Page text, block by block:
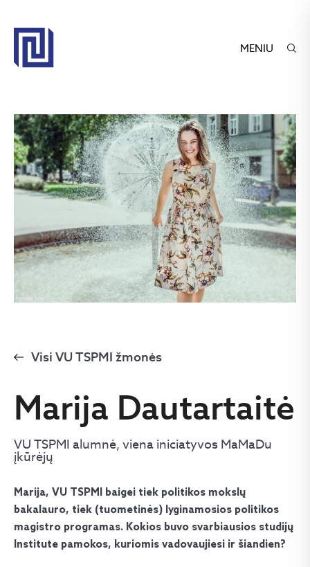
MENIU
Visi VU TSPMI žmonės
Marija Dautartaitė
VU TSPMI alumnė, viena iniciatyvos MaMaDu
įkūrėjų
Marija, VU TSPMI baigei tiek politikos mokslų
bakalauro, tiek (tuometinės) lyginamosios politikos
magistro programas. Kokios buvo svarbiausios studijų
Institute pamokos, kuriomis vadovaujiesi ir šiandien?